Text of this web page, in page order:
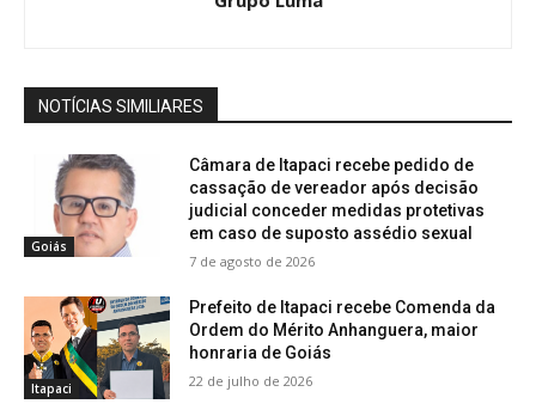
NOTÍCIAS SIMILIARES
Goiás
Câmara de Itapaci recebe pedido de
cassação de vereador após decisão
judicial conceder medidas protetivas
em caso de suposto assédio sexual
7 de agosto de 2026
Itapaci
Prefeito de Itapaci recebe Comenda da
Ordem do Mérito Anhanguera, maior
honraria de Goiás
22 de julho de 2026